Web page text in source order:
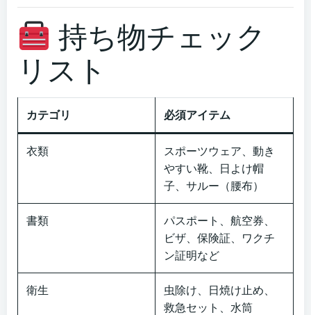
持ち物チェック
リスト
カテゴリ 必須アイテム
衣類
スポーツウェア、動き
やすい靴、日よけ帽
子、サルー（腰布）
書類
パスポート、航空券、
ビザ、保険証、ワクチ
ン証明など
衛生
虫除け、日焼け止め、
救急セット、水筒